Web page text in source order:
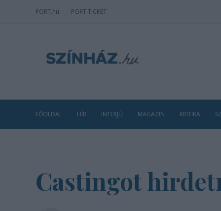
PORT.hu PORT TICKET
FŐOLDAL HÍR INTERJÚ MAGAZIN KRITIKA
Castingot